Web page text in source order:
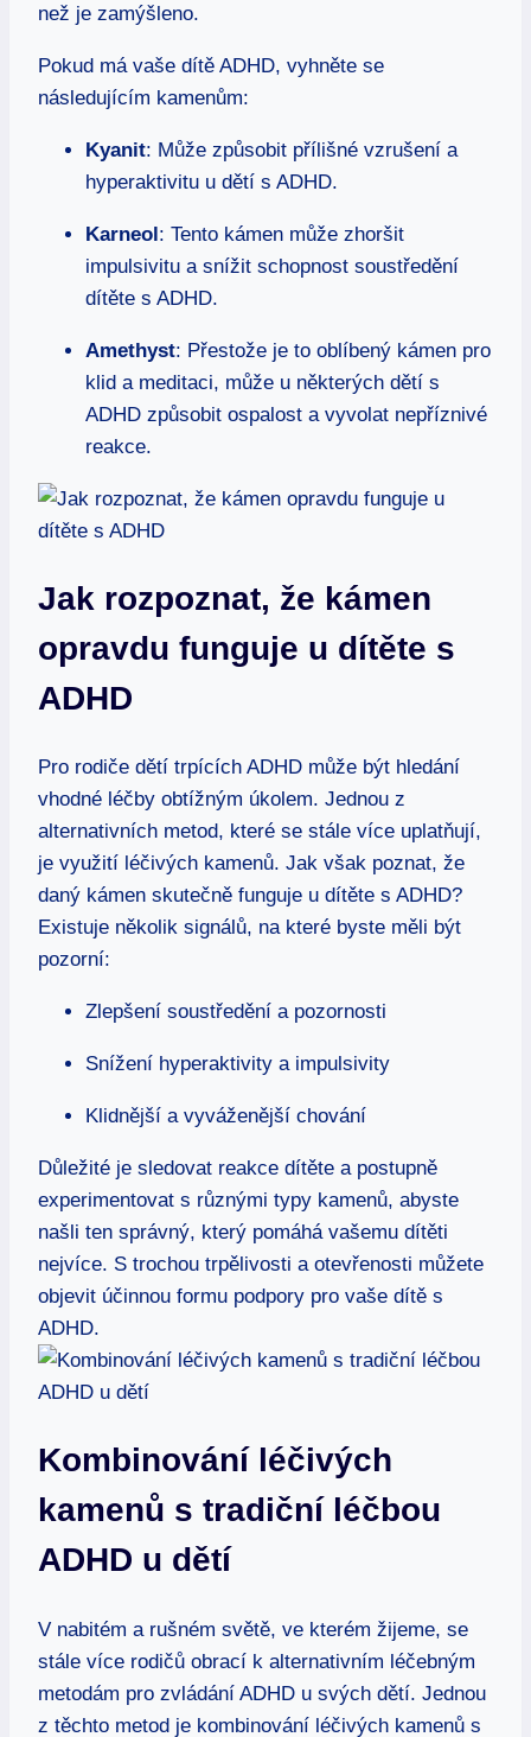
než je zamýšleno.
Pokud má vaše dítě ADHD, vyhněte se
následujícím kamenům:
Kyanit: Může způsobit přílišné vzrušení a
hyperaktivitu u dětí s ADHD.
Karneol: Tento kámen může zhoršit
impulsivitu a snížit schopnost soustředění
dítěte s ADHD.
Amethyst: Přestože je to oblíbený kámen pro
klid a meditaci, může u některých dětí s
ADHD způsobit ospalost a vyvolat nepříznivé
reakce.
Jak rozpoznat, že kámen
opravdu funguje u dítěte s
ADHD
Pro rodiče dětí trpících ADHD může být hledání
vhodné léčby obtížným úkolem. Jednou z
alternativních metod, které se stále více uplatňují,
je využití léčivých kamenů. Jak však poznat, že
daný kámen skutečně funguje u dítěte s ADHD?
Existuje několik signálů, na které byste měli být
pozorní:
Zlepšení soustředění a pozornosti
Snížení hyperaktivity a impulsivity
Klidnější a vyváženější chování
Důležité je sledovat reakce dítěte a postupně
experimentovat s různými typy kamenů, abyste
našli ten správný, který pomáhá vašemu dítěti
nejvíce. S trochou trpělivosti a otevřenosti můžete
objevit účinnou formu podpory pro vaše dítě s
ADHD.
Kombinování léčivých
kamenů s tradiční léčbou
ADHD u dětí
V nabitém a rušném světě, ve kterém žijeme, se
stále více rodičů obrací k alternativním léčebným
metodám pro zvládání ADHD u svých dětí. Jednou
z těchto metod je kombinování léčivých kamenů s